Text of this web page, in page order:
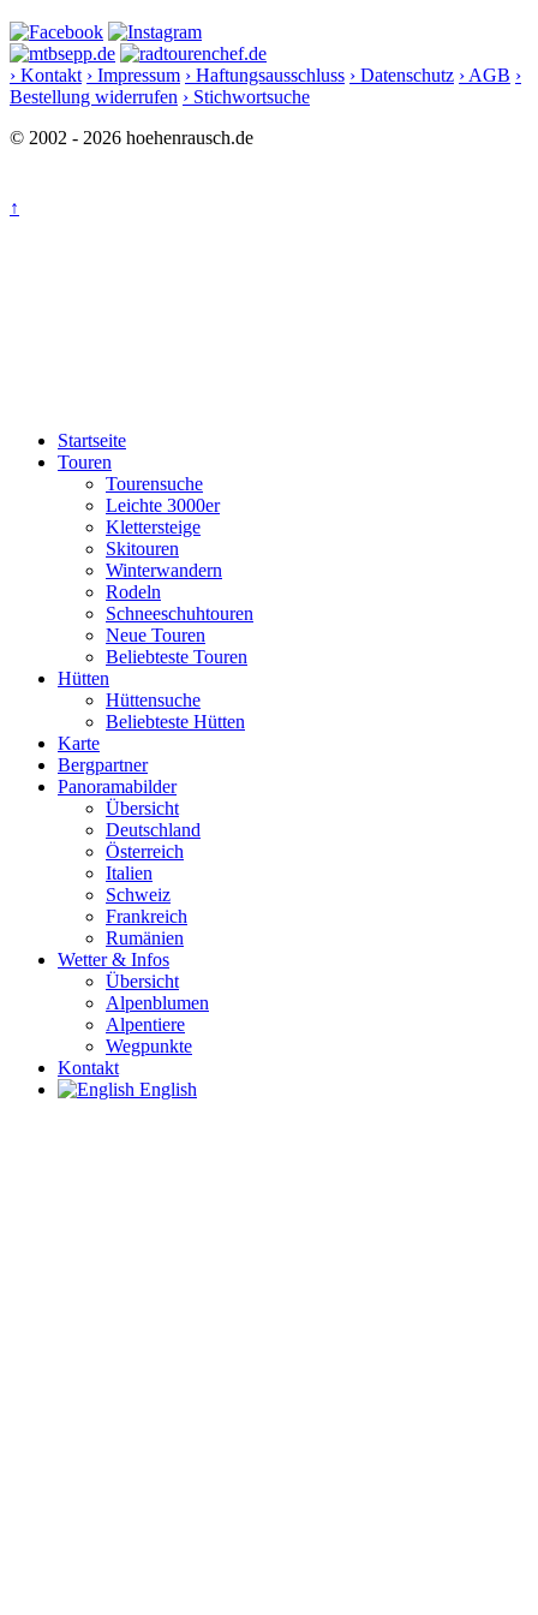
› Kontakt › Impressum › Haftungsausschluss › Datenschutz › AGB ›
Bestellung widerrufen › Stichwortsuche
© 2002 - 2026 hoehenrausch.de
↑
Startseite
Touren
Tourensuche
Leichte 3000er
Klettersteige
Skitouren
Winterwandern
Rodeln
Schneeschuhtouren
Neue Touren
Beliebteste Touren
Hütten
Hüttensuche
Beliebteste Hütten
Karte
Bergpartner
Panoramabilder
Übersicht
Deutschland
Österreich
Italien
Schweiz
Frankreich
Rumänien
Wetter & Infos
Übersicht
Alpenblumen
Alpentiere
Wegpunkte
Kontakt
English